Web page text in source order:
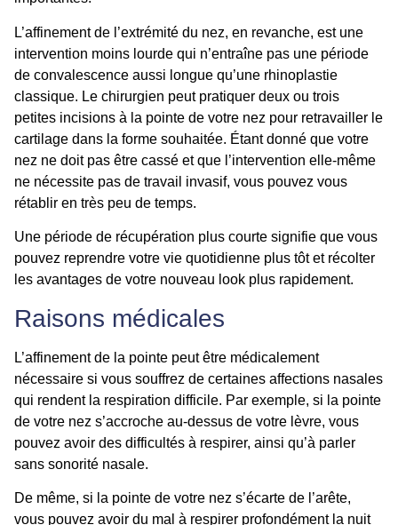
L’affinement de l’extrémité du nez, en revanche, est une
intervention moins lourde qui n’entraîne pas une période
de convalescence aussi longue qu’une rhinoplastie
classique. Le chirurgien peut pratiquer deux ou trois
petites incisions à la pointe de votre nez pour retravailler le
cartilage dans la forme souhaitée. Étant donné que votre
nez ne doit pas être cassé et que l’intervention elle-même
ne nécessite pas de travail invasif, vous pouvez vous
rétablir en très peu de temps.
Une période de récupération plus courte signifie que vous
pouvez reprendre votre vie quotidienne plus tôt et récolter
les avantages de votre nouveau look plus rapidement.
Raisons médicales
L’affinement de la pointe peut être médicalement
nécessaire si vous souffrez de certaines affections nasales
qui rendent la respiration difficile. Par exemple, si la pointe
de votre nez s’accroche au-dessus de votre lèvre, vous
pouvez avoir des difficultés à respirer, ainsi qu’à parler
sans sonorité nasale.
De même, si la pointe de votre nez s’écarte de l’arête,
vous pouvez avoir du mal à respirer profondément la nuit